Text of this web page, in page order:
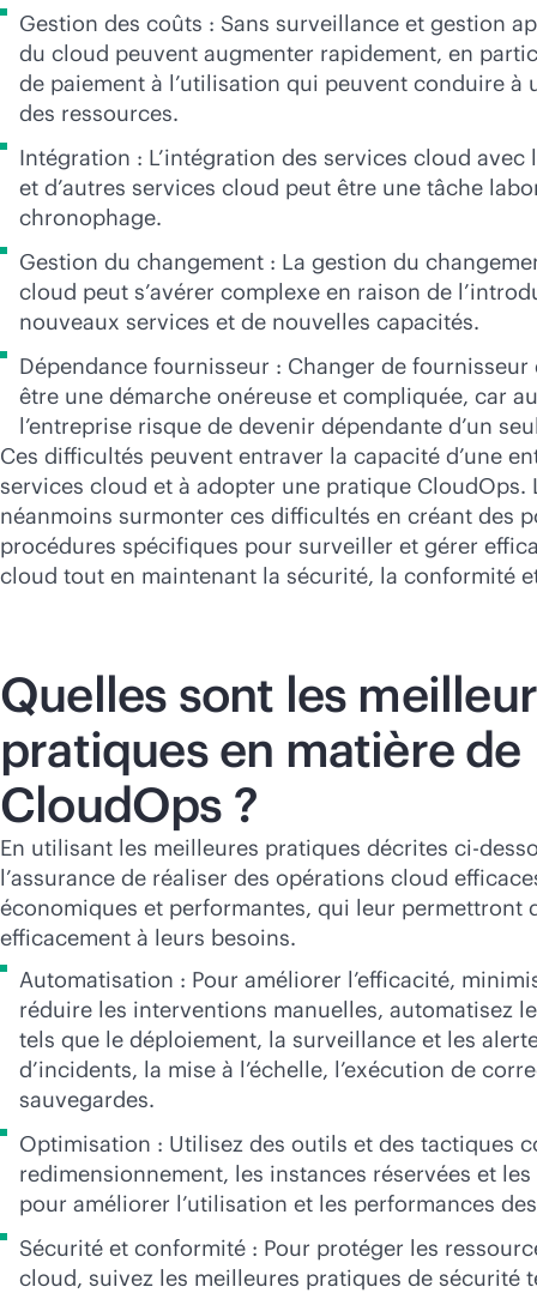
Gestion des coûts : Sans surveillance et gestion
du cloud peuvent augmenter rapidement, en
de paiement à l’utilisation qui peuvent conduire à
des ressources.
Intégration : L’intégration des services cloud avec
et d’autres services cloud peut être une tâche
chronophage.
Gestion du changement : La gestion du
cloud peut s’avérer complexe en raison de
nouveaux services et de nouvelles capacités.
Dépendance fournisseur : Changer de
être une démarche onéreuse et compliquée, car
l’entreprise risque de devenir dépendante d’un
Ces difficultés peuvent entraver la capacité d’une
services cloud et à adopter une pratique CloudOps.
néanmoins surmonter ces difficultés en créant des
procédures spécifiques pour surveiller et gérer
cloud tout en maintenant la sécurité, la conformité
Quelles sont les
pratiques en matière de
CloudOps ?
En utilisant les meilleures pratiques décrites ci-
l’assurance de réaliser des opérations cloud
économiques et performantes, qui leur permettront
efficacement à leurs besoins.
Automatisation : Pour améliorer l’efficacité,
réduire les interventions manuelles, automatisez
tels que le déploiement, la surveillance et les
d’incidents, la mise à l’échelle, l’exécution de
sauvegardes.
Optimisation : Utilisez des outils et des tactiques
redimensionnement, les instances réservées et
pour améliorer l’utilisation et les performances
Sécurité et conformité : Pour protéger les
cloud, suivez les meilleures pratiques de sécurité